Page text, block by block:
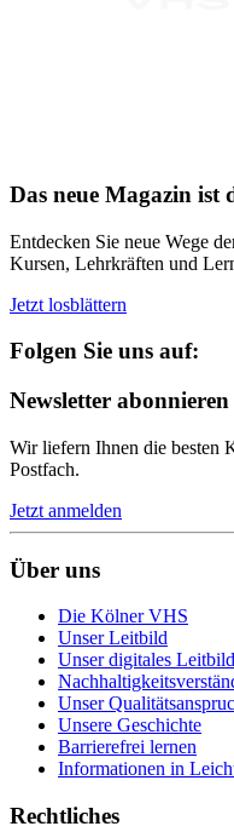
Das neue Magazin ist
Entdecken Sie neue Wege
Kursen, Lehrkräften und
Jetzt losblättern
Folgen Sie uns auf:
Newsletter abonnieren
Wir liefern Ihnen die besten
Postfach.
Jetzt anmelden
Über uns
Die Kölner VHS
Unser Leitbild
Unser digitales Leitbild
Unser
Unsere Geschichte
Barrierefrei lernen
Informationen in
Rechtliches